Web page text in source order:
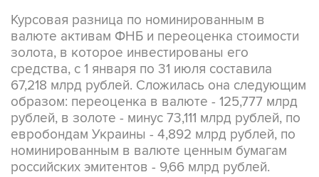
Курсовая разница по номинированным в
валюте активам ФНБ и переоценка стоимости
золота, в которое инвестированы его
средства, с 1 января по 31 июля составила
67,218 млрд рублей. Сложилась она следующим
образом: переоценка в валюте - 125,777 млрд
рублей, в золоте - минус 73,111 млрд рублей, по
евробондам Украины - 4,892 млрд рублей, по
номинированным в валюте ценным бумагам
российских эмитентов - 9,66 млрд рублей.